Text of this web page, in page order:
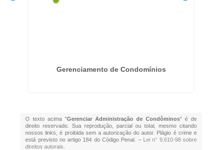
Gerenciamento de Condomínios
O texto acima "Gerenciar Administração de Condôminos" é de
direito reservado. Sua reprodução, parcial ou total, mesmo citando
nossos links, é proibida sem a autorização do autor. Plágio é crime e
está previsto no artigo 184 do Código Penal. – Lei n° 9.610-98 sobre
direitos autorais